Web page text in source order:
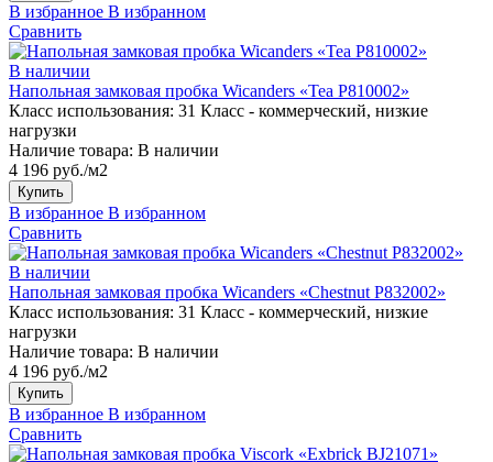
В избранное В избранном
Сравнить
В наличии
Напольная замковая пробка Wicanders «Tea P810002»
Класс использования: 31 Класс - коммерческий, низкие
нагрузки
Наличие товара: В наличии
4 196 руб./м2
Купить
В избранное В избранном
Сравнить
В наличии
Напольная замковая пробка Wicanders «Chestnut P832002»
Класс использования: 31 Класс - коммерческий, низкие
нагрузки
Наличие товара: В наличии
4 196 руб./м2
Купить
В избранное В избранном
Сравнить